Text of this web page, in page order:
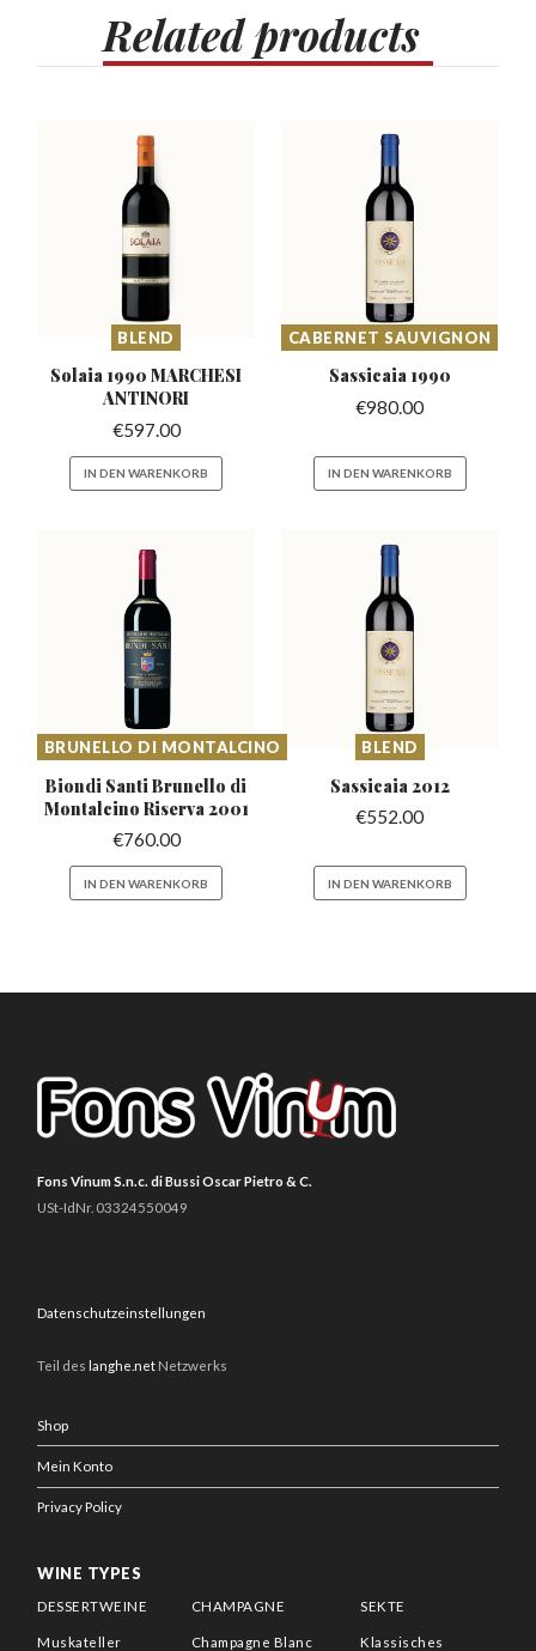
Relatedproducts
BLEND
Solaia 1990 MARCHESI
ANTINORI
€597.00
IN DEN WARENKORB
CABERNET SAUVIGNON
Sassicaia 1990
€980.00
IN DEN WARENKORB
BRUNELLO DI MONTALCINO
Biondi Santi Brunello di
Montalcino Riserva 2001
€760.00
IN DEN WARENKORB
BLEND
Sassicaia 2012
€552.00
IN DEN WARENKORB
Fons Vinum S.n.c. di Bussi Oscar Pietro & C.
USt-IdNr. 03324550049
Datenschutzeinstellungen
Teil des langhe.net Netzwerks
Shop
Mein Konto
Privacy Policy
WINE TYPES
DESSERTWEINE
Muskateller
CHAMPAGNE
Champagne Blanc
SEKTE
Klassisches